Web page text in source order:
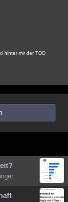
hinter mir der TOD